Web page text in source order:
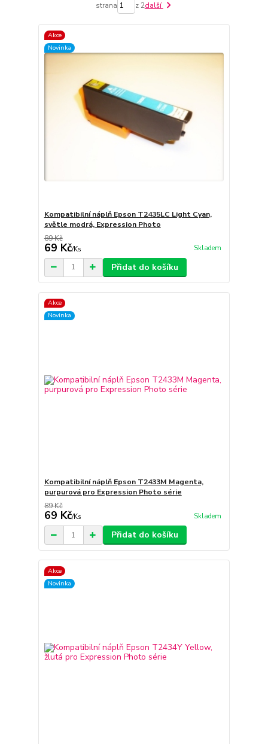
strana z 2další
Akce
Novinka
Kompatibilní náplň Epson T2435LC Light Cyan,
světle modrá, Expression Photo
89 Kč
69 Kč/Ks Skladem
Přidat do košíku
Akce
Novinka
Kompatibilní náplň Epson T2433M Magenta,
purpurová pro Expression Photo série
89 Kč
69 Kč/Ks Skladem
Přidat do košíku
Akce
Novinka